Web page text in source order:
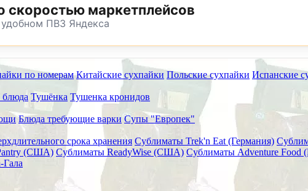
по номерам Китайские сухпайки Польские сухпайки Испанские
Тушёнка Тушенка кронидов
Блюда требующие варки Супы "Европек"
срока хранения Сублиматы Trek'n Eat (Германия)
(США) Сублиматы ReadyWise (США) Сублиматы Adventure Food
скоростью маркетплейсов
ПВЗ Яндекса
магазин не будет работать на самовывоз в субботу 8 и
посещения магазина.